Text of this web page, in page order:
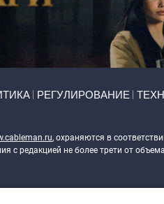
РЕГУЛИРОВАНИЕ
, охраняются в
с редакцией не более трети от